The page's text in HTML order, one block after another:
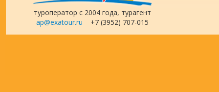
туроператор с 2004 года, турагент
ap@exatour.ru +7 (3952) 707-015